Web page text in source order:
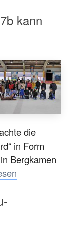
kann
die
in Form
Bergkamen